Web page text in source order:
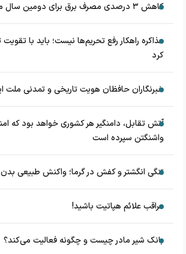
کاهش ۳ درصدی مصرف برق برای دومین سال متوالی
مذاکره راهکار رفع تحریم‌ها نیست؛ باید با تقویت
کرد
خبرنگاران حافظان هویت تاریخی و تمدنی ملت
آتش تقابل، دامنگیر هر کشوری خواهد بود که
واشنگتن سپرده است
تنگی انگشتر و کفش در گرما؛ واکنش طبیعی
مراقب علائم هپاتیت باشید!
بانک شیر مادر چیست و چگونه فعالیت می‌کند؟